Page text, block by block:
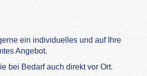
ein individuelles und auf Ihre
Angebot.
bei Bedarf auch direkt vor Ort.